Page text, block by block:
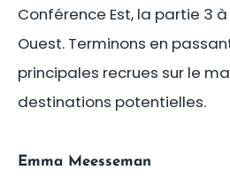
Conférence Est, la partie 3
Ouest. Terminons en
principales recrues sur le
destinations potentielles.
Emma Meesseman